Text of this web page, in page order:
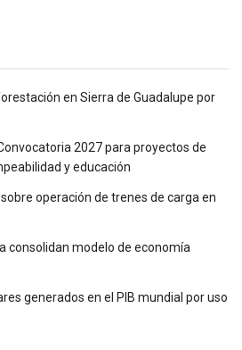
en Sierra de Guadalupe por
2027 para proyectos de
y educación
operación de trenes de carga en
consolidan modelo de economía
generados en el PIB mundial por uso